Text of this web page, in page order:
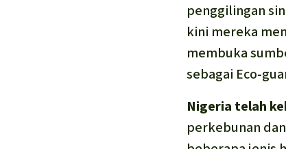
penggilingan
kini mereka
membuka
sebagai Eco-
Nigeria telah
perkebunan